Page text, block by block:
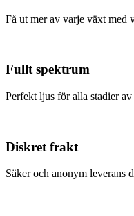
Få ut mer av varje växt med
Fullt spektrum
Perfekt ljus för alla stadier
Diskret frakt
Säker och anonym leverans